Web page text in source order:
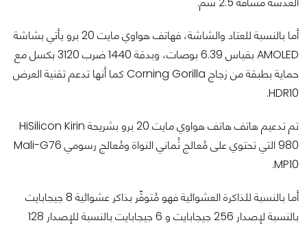
أما بالنسبة للعتاد والشاشة، فهاتف هواوي مايت 20 برو يأتي بشاشة
AMOLED بقياس 6.39 بوصات، وبدقة 1440 ضرب 3120 بكسل مع
حماية بطبقة من زجاج Corning Gorilla كما أنها تدعم تقنية العرض
HDR10.
تم تدعيم هاتف هاتف هواوي مايت 20 برو بشريحة HiSilicon Kirin
980 التي تحتوي على مُعالج ثُماني النواة ومُعالج رسومي Mali-G76
MP10.
أما بالنسبة للذاكرة العشوائية فهو مُتوفِّر بذاكر عشوائية 8 جيجابايت
بالنسبة لإصدار 256 جيجابايت و 6 جيجابايت بالنسبة للإصدار 128